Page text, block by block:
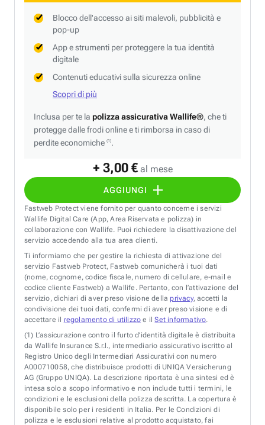
+ 3,00 € al mese
AGGIUNGI
Blocco dell'accesso ai siti malevoli, pubblicità e
pop-up
App e strumenti per proteggere la tua identità
digitale
Contenuti educativi sulla sicurezza online
Scopri di più
Inclusa per te la polizza assicurativa Wallife®, che ti
protegge dalle frodi online e ti rimborsa in caso di
perdite economiche (1).
Fastweb Protect viene fornito per quanto concerne i servizi
Wallife Digital Care (App, Area Riservata e polizza) in
collaborazione con Wallife. Puoi richiedere la disattivazione del
servizio accedendo alla tua area clienti.
Ti informiamo che per gestire la richiesta di attivazione del
servizio Fastweb Protect, Fastweb comunicherà i tuoi dati
(nome, cognome, codice fiscale, numero di cellulare, e-mail e
codice cliente Fastweb) a Wallife. Pertanto, con l’attivazione del
servizio, dichiari di aver preso visione della privacy, accetti la
condivisione dei tuoi dati, confermi di aver preso visione e di
accettare il regolamento di utilizzo e ilSet informativo.
(1) L’assicurazione contro il furto d’identità digitale è distribuita
da Wallife Insurance S.r.l., intermediario assicurativo iscritto al
Registro Unico degli Intermediari Assicurativi con numero
A000710058, che distribuisce prodotti di UNIQA Versicherung
AG (Gruppo UNIQA). La descrizione riportata è una sintesi ed è
intesa solo a scopo informativo e non include tutti i termini, le
condizioni e le esclusioni della polizza descritta. La copertura è
disponibile solo per i residenti in Italia. Per le Condizioni di
polizza e le esclusioni relative al prodotto acquistato, fai